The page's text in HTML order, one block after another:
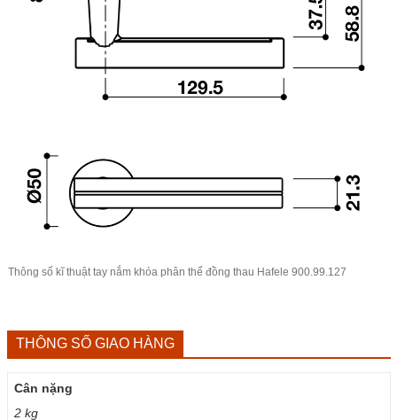
Thông số kĩ thuật tay nắm khóa phân thể đồng thau Hafele 900.99.127
THÔNG SỐ GIAO HÀNG
Cân nặng
2 kg